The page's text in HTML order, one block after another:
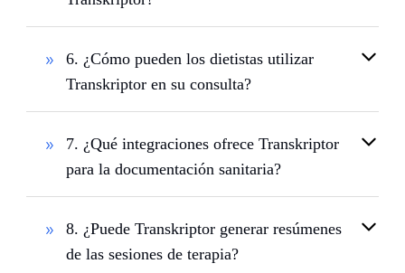
6. ¿Cómo pueden los dietistas utilizar
Transkriptor en su consulta?
7. ¿Qué integraciones ofrece Transkriptor
para la documentación sanitaria?
8. ¿Puede Transkriptor generar resúmenes
de las sesiones de terapia?